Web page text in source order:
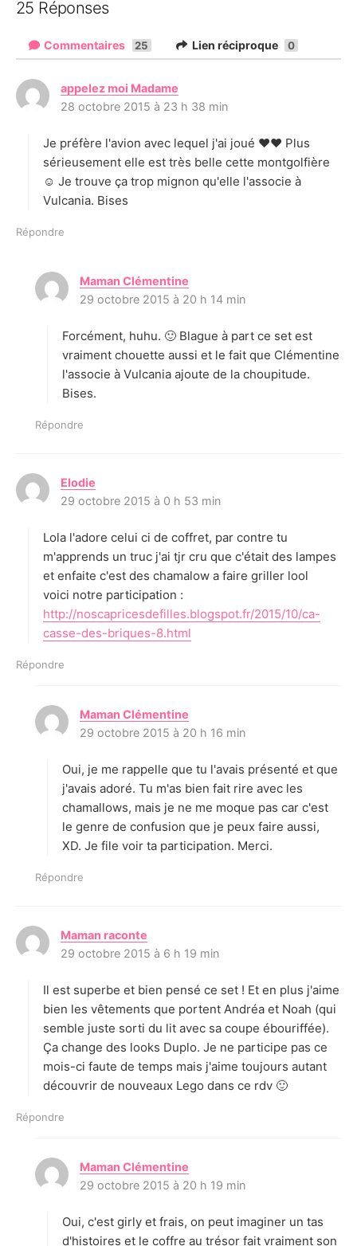
25 Réponses
Commentaires 25 Lien réciproque 0
appelez moi Madame
:
28 octobre 2015 à 23 h 38 min
Je préfère l'avion avec lequel j'ai joué ♥♥ Plus
sérieusement elle est très belle cette montgolfière
☺ Je trouve ça trop mignon qu'elle l'associe à
Vulcania. Bises
Répondre
Maman Clémentine
i
:
29 octobre 2015 à 20 h 14 min
Forcément, huhu. 🙂 Blague à part ce set est
vraiment chouette aussi et le fait que Clémentine
l'associe à Vulcania ajoute de la choupitude.
Bises.
Répondre
Elodie
i
:
29 octobre 2015 à 0 h 53 min
Lola l'adore celui ci de coffret, par contre tu
m'apprends un truc j'ai tjr cru que c'était des lampes
et enfaite c'est des chamalow a faire griller lool
voici notre participation :
http://noscapricesdefilles.blogspot.fr/2015/10/ca-
casse-des-briques-8.html
Répondre
Maman Clémentine
i
:
29 octobre 2015 à 20 h 16 min
Oui, je me rappelle que tu l'avais présenté et que
j'avais adoré. Tu m'as bien fait rire avec les
chamallows, mais je ne me moque pas car c'est
le genre de confusion que je peux faire aussi,
XD. Je file voir ta participation. Merci.
Répondre
Maman raconte
i
:
29 octobre 2015 à 6 h 19 min
Il est superbe et bien pensé ce set ! Et en plus j'aime
bien les vêtements que portent Andréa et Noah (qui
semble juste sorti du lit avec sa coupe ébouriffée).
Ça change des looks Duplo. Je ne participe pas ce
mois-ci faute de temps mais j'aime toujours autant
découvrir de nouveaux Lego dans ce rdv 🙂
Répondre
Maman Clémentine
i
:
29 octobre 2015 à 20 h 19 min
Oui, c'est girly et frais, on peut imaginer un tas
d'histoires et le coffre au trésor fait vraiment son